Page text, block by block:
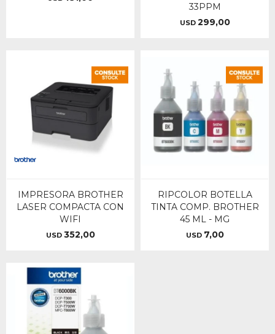
33PPM
USD 299,00
IMPRESORA BROTHER
LASER COMPACTA CON
WIFI
USD 352,00
RIPCOLOR BOTELLA
TINTA COMP. BROTHER
45 ML - MG
USD 7,00